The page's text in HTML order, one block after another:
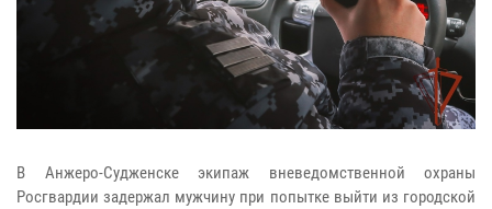
В Анжеро-Судженске экипаж вневедомственной охраны
Росгвардии задержал мужчину при попытке выйти из городской